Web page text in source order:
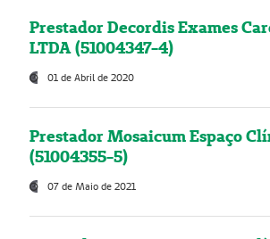
Prestador Decordis Exames
LTDA (51004347-4)
01 de Abril de 2020
Prestador Mosaicum Espaço
(51004355-5)
07 de Maio de 2021